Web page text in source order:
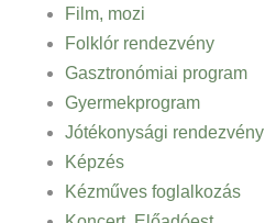
Film, mozi
Folklór rendezvény
Gasztronómiai program
Gyermekprogram
Jótékonysági rendezvény
Képzés
Kézműves foglalkozás